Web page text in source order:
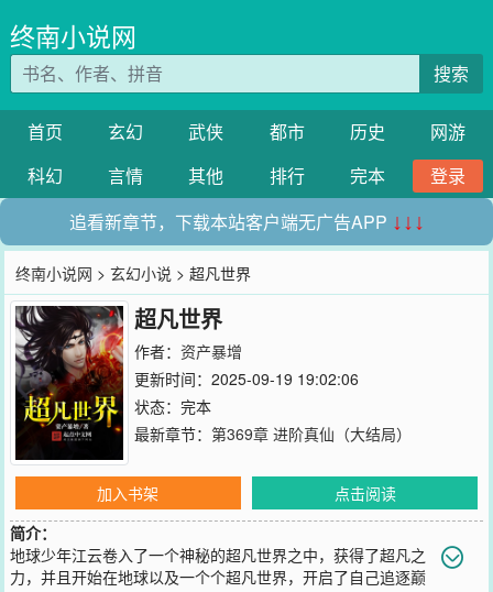
终南小说网
搜索
首页 玄幻 武侠 都市 历史
网游
科幻
言情 其他 排行 完本
登录
追看新章节，下载本站客户端无广告APP ↓↓↓
终南小说网 >玄幻小说 > 超凡世界
超凡世界
作者： 资产暴增
更新时间：2025-09-19 19:02:06
状态：完本
最新章节： 第369章 进阶真仙（大结局）
加入书架
点击阅读
简介：
地球少年江云卷入了一个神秘的超凡世界之中，获得了超凡之
力，并且开始在地球以及一个个超凡世界，开启了自己追逐巅